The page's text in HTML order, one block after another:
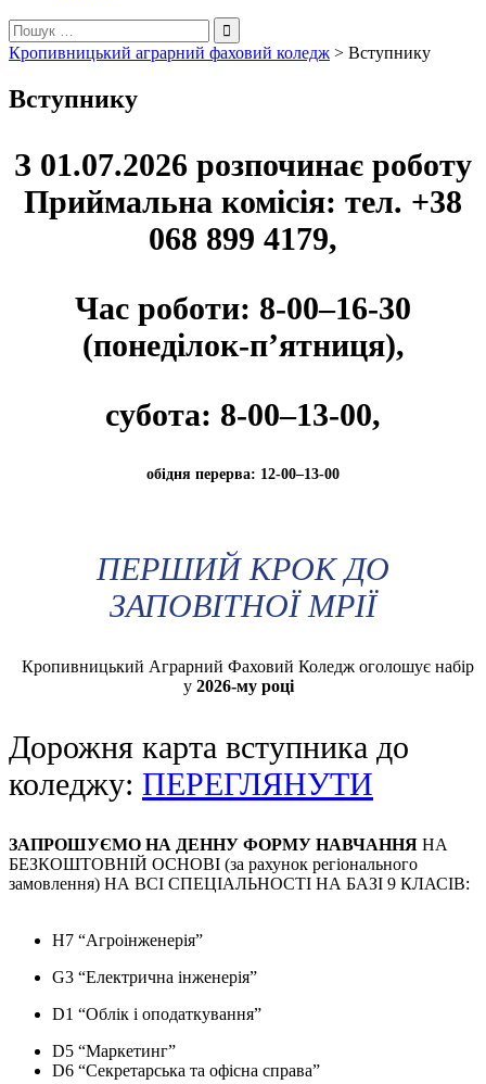
Пошук:
Кропивницький аграрний фаховий коледж > Вступнику
Вступнику
З 01.07.2026 розпочинає роботу
Приймальна комісія: тел. +38
068 899 4179,
Час роботи: 8-00–16-30
(понеділок-п’ятниця),
субота: 8-00–13-00,
обідня перерва: 12-00–13-00
ПЕРШИЙ КРОК ДО
ЗАПОВІТНОЇ МРІЇ
Кропивницький Аграрний Фаховий Коледж оголошує набір
у 2026-му році
Дорожня карта вступника до
коледжу: ПЕРЕГЛЯНУТИ
ЗАПРОШУЄМО НА ДЕННУ ФОРМУ НАВЧАННЯ НА
БЕЗКОШТОВНІЙ ОСНОВІ (за рахунок регіонального
замовлення) НА ВСІ СПЕЦІАЛЬНОСТІ НА БАЗІ 9 КЛАСІВ:
H7 “Агроінженерія”
G3 “Електрична інженерія”
D1 “Облік і оподаткування”
D5 “Маркетинг”
D6 “Секретарська та офісна справа”